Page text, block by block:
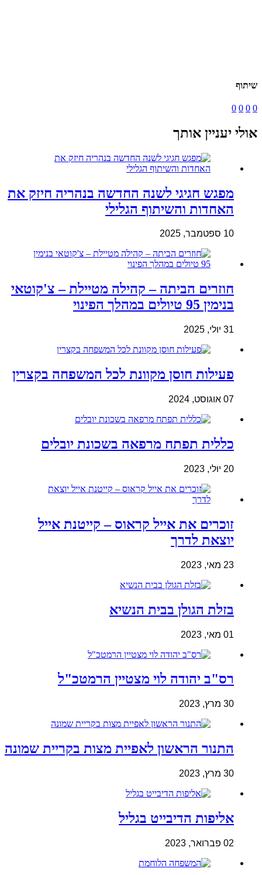
שיתוף
0
0
0
0
אולי יעניין אותך
מפגש חגיגי לשנה החדשה בנהריה חיזק את
האחדות והשיתוף הגלילי
10 ספטמבר, 2025
חוזרים הביתה – קהילה מטיילת – צ'קוטאי
בנימין 95 טיולים במהלך הפינוי
31 יולי, 2025
פעילות חוסן מקוונת לכל המשפחה בקצרין
07 אוגוסט, 2024
כללית תפתח מרפאה בשכונת יובלים
20 יולי, 2023
זוכרים את אייל קראוס – קייטנת אייל
יוצאת לדרך
23 מאי, 2023
בזלת הגולן בבית הנשיא
01 מאי, 2023
רס"ב יהודה לוי מצטיין הרמטכ"ל
30 מרץ, 2023
התנור הראשון לאפיית מצות בקריית שמונה
30 מרץ, 2023
אליפות הדיבייט בגליל
02 פברואר, 2023